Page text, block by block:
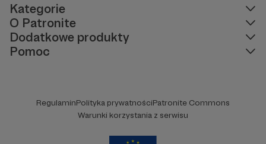
Kategorie
O Patronite
Dodatkowe produkty
Pomoc
RegulaminPolityka prywatnościPatronite Commons
Warunki korzystania z serwisu